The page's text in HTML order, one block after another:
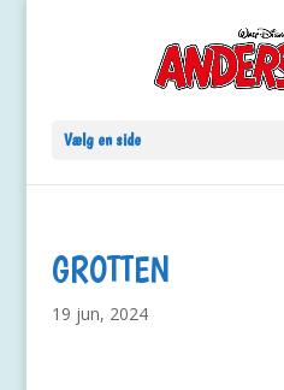
Vælg en side
GROTTEN
19 jun, 2024